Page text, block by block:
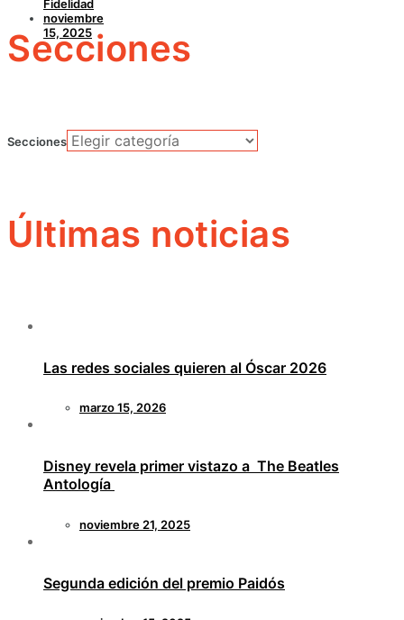
Fidelidad
noviembre
15, 2025
Secciones
Secciones
Últimas noticias
Las redes sociales quieren al Óscar 2026
marzo 15, 2026
Disney revela primer vistazo a The Beatles
Antología
noviembre 21, 2025
Segunda edición del premio Paidós